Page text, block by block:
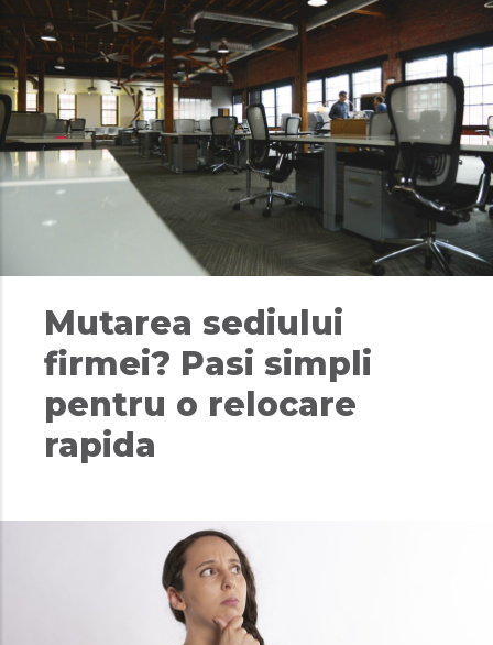
Mutarea sediului
firmei? Pasi simpli
pentru o relocare
rapida